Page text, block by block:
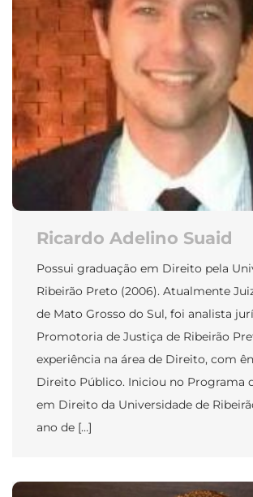
Ricardo Adelino Suaid
Possui graduação em Direito pela
Ribeirão Preto (2006). Atualmente
de Mato Grosso do Sul, foi analista
Promotoria de Justiça de Ribeirão
experiência na área de Direito, com
Direito Público. Iniciou no Programa
em Direito da Universidade de
ano de […]